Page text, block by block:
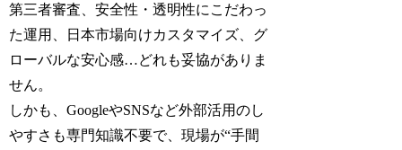
第三者審査、安全性・透明性にこだわっ
た運用、日本市場向けカスタマイズ、グ
ローバルな安心感…どれも妥協がありま
せん。
しかも、GoogleやSNSなど外部活用のし
やすさも専門知識不要で、現場が“手間